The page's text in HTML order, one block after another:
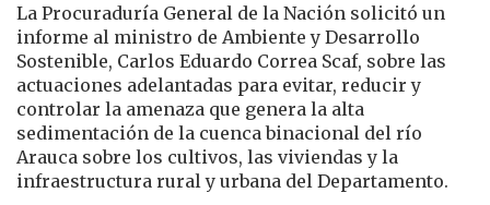
La Procuraduría General de la Nación solicitó un
informe al ministro de Ambiente y Desarrollo
Sostenible, Carlos Eduardo Correa Scaf, sobre las
actuaciones adelantadas para evitar, reducir y
controlar la amenaza que genera la alta
sedimentación de la cuenca binacional del río
Arauca sobre los cultivos, las viviendas y la
infraestructura rural y urbana del Departamento.